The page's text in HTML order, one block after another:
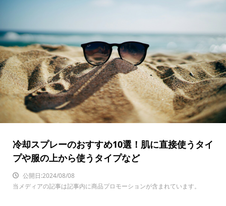
冷却スプレーのおすすめ10選！肌に直接使うタイ
プや服の上から使うタイプなど
公開日:2024/08/08
当メディアの記事は記事内に商品プロモーションが含まれています。